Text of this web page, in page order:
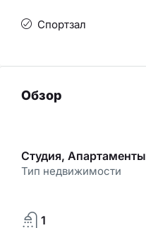
Спортзал
Обзор
Студия, Апартаменты
Тип недвижимости
1